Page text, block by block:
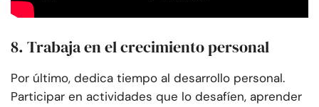
8. Trabaja en el crecimiento personal
Por último, dedica tiempo al desarrollo personal.
Participar en actividades que lo desafíen, aprender